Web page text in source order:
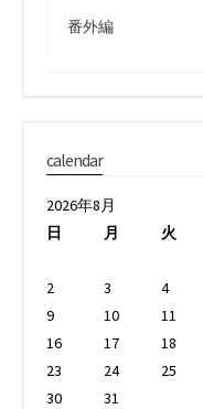
番外編
calendar
2026年8月
日
月 火
2
3 4
9
10 11
16
17 18
23
24 25
30
31